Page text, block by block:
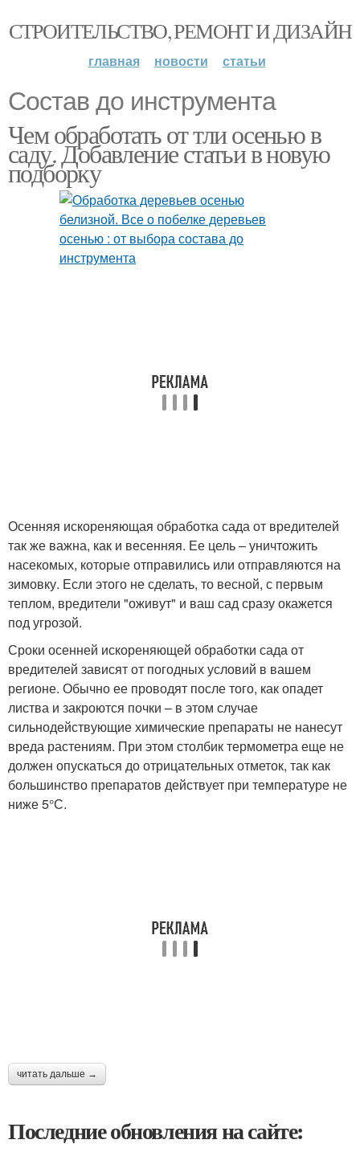
СТРОИТЕЛЬСТВО, РЕМОНТ И ДИЗАЙН
главная новости статьи
Состав до инструмента
Чем обработать от тли осенью в
саду. Добавление статьи в новую
подборку
Осенняя искореняющая обработка сада от вредителей
так же важна, как и весенняя. Ее цель – уничтожить
насекомых, которые отправились или отправляются на
зимовку. Если этого не сделать, то весной, с первым
теплом, вредители "оживут" и ваш сад сразу окажется
под угрозой.
Сроки осенней искореняющей обработки сада от
вредителей зависят от погодных условий в вашем
регионе. Обычно ее проводят после того, как опадет
листва и закроются почки – в этом случае
сильнодействующие химические препараты не нанесут
вреда растениям. При этом столбик термометра еще не
должен опускаться до отрицательных отметок, так как
большинство препаратов действует при температуре не
ниже 5°С.
читать дальше →
Последние обновления на сайте: